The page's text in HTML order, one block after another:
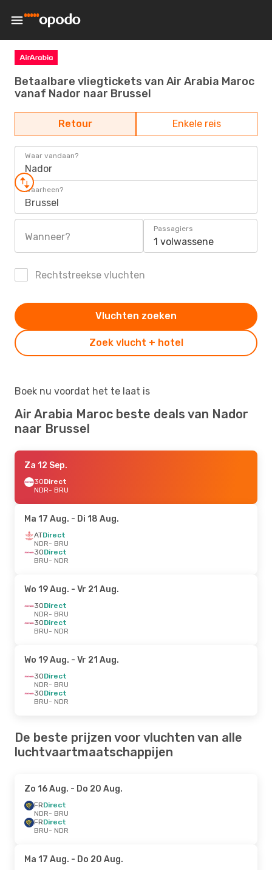
Betaalbare vliegtickets van Air Arabia Maroc
vanaf Nador naar Brussel
Retour Enkele reis
Waar vandaan?
Nador
Waarheen?
Brussel
Wanneer?
Passagiers
1 volwassene
Rechtstreekse vluchten
Zoek vlucht + hotel
Vluchten zoeken
Boek nu voordat het te laat is
Air Arabia Maroc beste deals van Nador
naar Brussel
Za 12 Sep.
3ODirect
NDR- BRU
Ma 17 Aug. - Di 18 Aug.
ATDirect
NDR- BRU
3ODirect
BRU- NDR
Wo 19 Aug. - Vr 21 Aug.
3ODirect
NDR- BRU
3ODirect
BRU- NDR
Wo 19 Aug. - Vr 21 Aug.
3ODirect
NDR- BRU
3ODirect
BRU- NDR
De beste prijzen voor vluchten van alle
luchtvaartmaatschappijen
Zo 16 Aug. - Do 20 Aug.
FRDirect
NDR- BRU
FRDirect
BRU- NDR
Ma 17 Aug. - Do 20 Aug.